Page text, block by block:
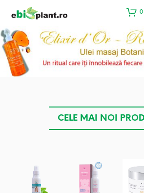
0
CELE MAI NOI